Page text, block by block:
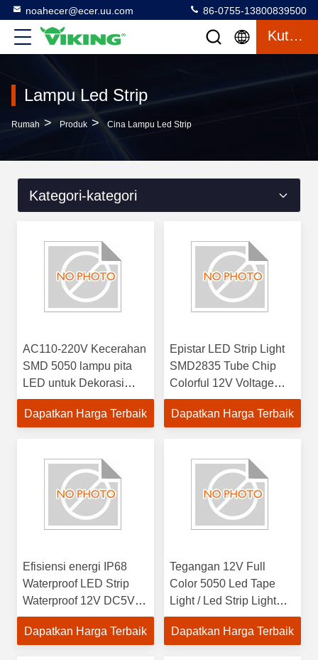
noahecer@ecer.uu.com 86-0755-13800839500
Kutipan
Lampu Led Strip
Rumah > Produk > Cina Lampu Led Strip
Kategori-kategori
AC110-220V Kecerahan
SMD 5050 lampu pita
LED untuk Dekorasi
Indoor
Dapatkan Harga Terbaik
Epistar LED Strip Light
SMD2835 Tube Chip
Colorful 12V Voltage
untuk Aplikasi Indoor
Dapatkan Harga Terbaik
Efisiensi energi IP68
Waterproof LED Strip
Waterproof 12V DC5V
untuk penggunaan
dalam ruangan Hanya
Dapatkan Harga Terbaik
Tegangan 12V Full
Color 5050 Led Tape
Light / Led Strip Light
dengan IP65 Waterproof
Rating
Dapatkan Harga Terbaik